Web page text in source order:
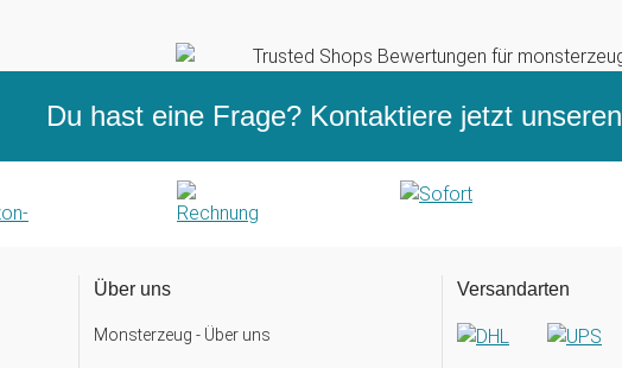
Du hast eine Frage? Kontaktiere jetzt unseren
Über uns
Monsterzeug - Über uns
Versandarten